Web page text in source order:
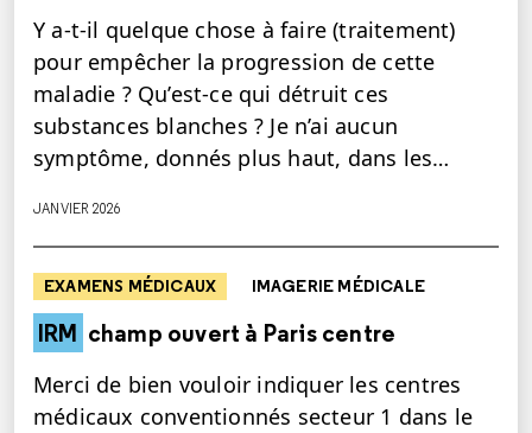
Y a-t-il quelque chose à faire (traitement)
pour empêcher la progression de cette
maladie ? Qu’est-ce qui détruit ces
substances blanches ? Je n’ai aucun
symptôme, donnés plus haut, dans les…
JANVIER 2026
EXAMENS MÉDICAUX IMAGERIE MÉDICALE
IRM champ ouvert à Paris centre
Merci de bien vouloir indiquer les centres
médicaux conventionnés secteur 1 dans le